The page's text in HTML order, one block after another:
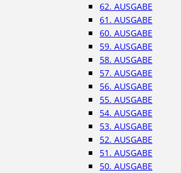
62. AUSGABE
61. AUSGABE
60. AUSGABE
59. AUSGABE
58. AUSGABE
57. AUSGABE
56. AUSGABE
55. AUSGABE
54. AUSGABE
53. AUSGABE
52. AUSGABE
51. AUSGABE
50. AUSGABE